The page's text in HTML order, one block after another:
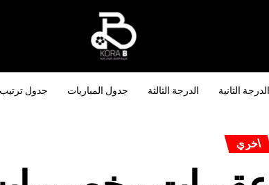
الدرجة الثانية الدرجة الثالثة جدول المباريات جدول
اخري